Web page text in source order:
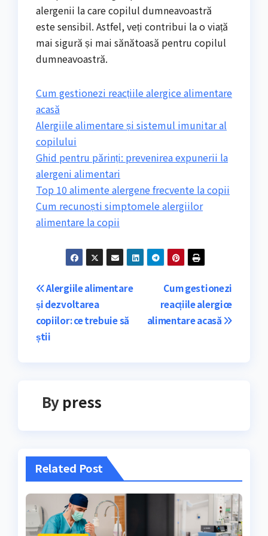
alergenii la care copilul dumneavoastră
este sensibil. Astfel, veți contribui la o viață
mai sigură și mai sănătoasă pentru copilul
dumneavoastră.
Cum gestionezi reacțiile alergice alimentare
acasă
Alergiile alimentare și sistemul imunitar al
copilului
Ghid pentru părinți: prevenirea expunerii la
alergeni alimentari
Top 10 alimente alergene frecvente la copii
Cum recunoști simptomele alergiilor
alimentare la copii
Navigare
în
articole
Cum gestionezi
reacțiile alergice
alimentare acasă
Alergiile alimentare
și dezvoltarea
copiilor: ce trebuie să
știi
By press
Related Post